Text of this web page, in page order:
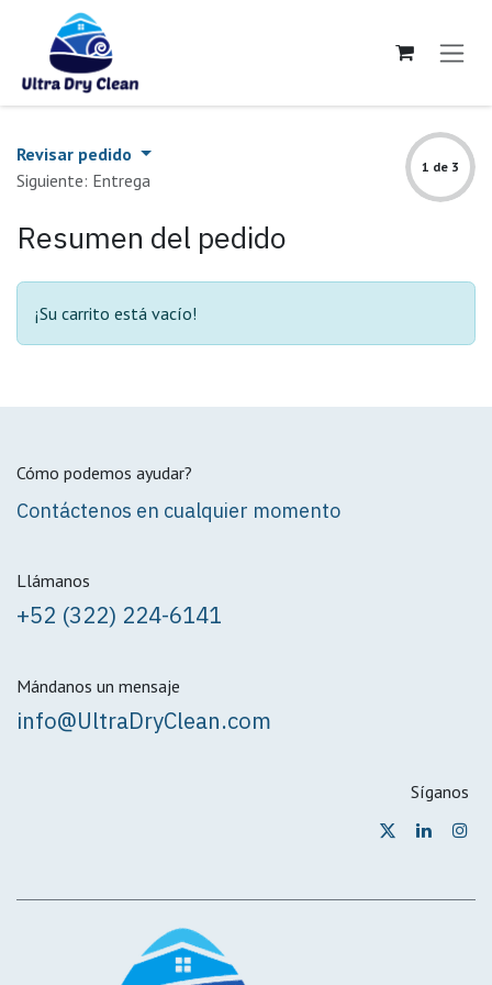
Ir al contenido
Revisar pedido
Siguiente: Entrega
1 de 3
Resumen del pedido
¡Su carrito está vacío!
Cómo podemos ayudar?
Contáctenos en cualquier momento
Llámanos
+52 (322) 224-6141
Mándanos un mensaje
info@UltraDryClean.com
Síganos